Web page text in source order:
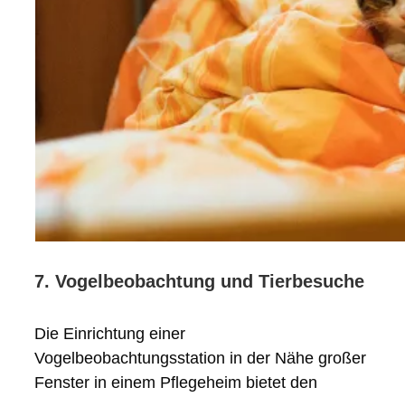
7. Vogelbeobachtung und Tierbesuche
Die Einrichtung einer
Vogelbeobachtungsstation in der Nähe großer
Fenster in einem Pflegeheim bietet den